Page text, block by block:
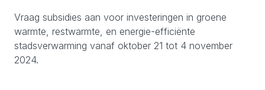
Vraag subsidies aan voor investeringen in groene
warmte, restwarmte, en energie-efficiënte
stadsverwarming vanaf oktober 21 tot 4 november
2024.